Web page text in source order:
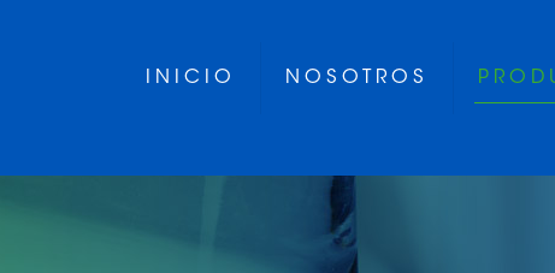
INICIO NOSOTROS